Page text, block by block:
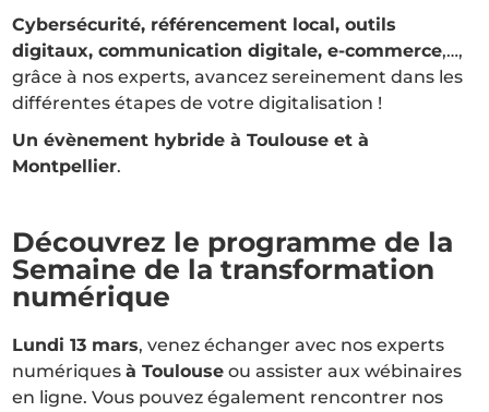
Cybersécurité, référencement local, outils
digitaux, communication digitale, e-commerce,…,
grâce à nos experts, avancez sereinement dans les
différentes étapes de votre digitalisation !
Un évènement hybride à Toulouse et à
Montpellier.
Découvrez le programme de la
Semaine de la transformation
numérique
Lundi 13 mars, venez échanger avec nos experts
numériquesà Toulouse ou assister aux wébinaires
en ligne. Vous pouvez également rencontrer nos